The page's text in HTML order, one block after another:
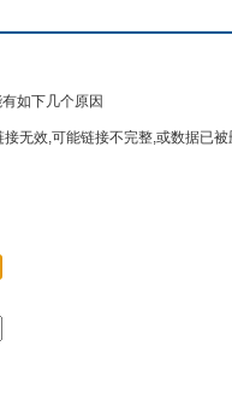
如下几个原因
无效,可能链接不完整,或数据已